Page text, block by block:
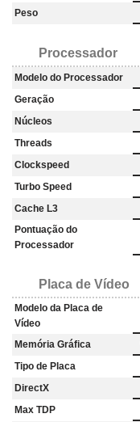
Peso
Processador
Modelo do Processador
Geração
Núcleos
Threads
Clockspeed
Turbo Speed
Cache L3
Pontuação do
Processador
Placa de Vídeo
Modelo da Placa de
Vídeo
Memória Gráfica
Tipo de Placa
DirectX
Max TDP